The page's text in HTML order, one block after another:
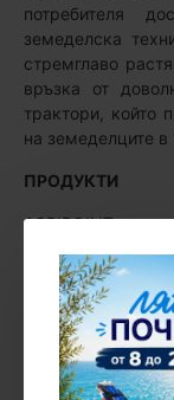
потребителя
земеделска
стремглаво
връзка от
трактори, който
на земеделците в
ПРОДУКТИ
AGRIPOINT
трактори от
поддържа
Поддържат се и
за
пръскачки,
ремаркета,